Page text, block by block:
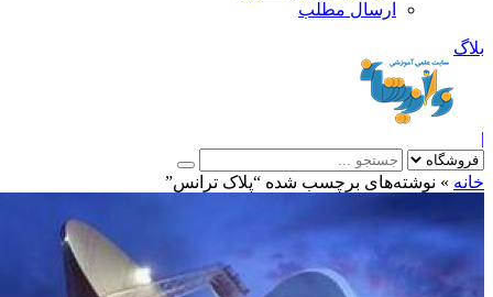
ارسال مطلب
»نوشته‌های برچسب شده “پلاک ترانس”